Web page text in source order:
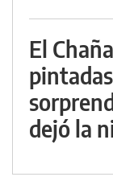
El
dejó la